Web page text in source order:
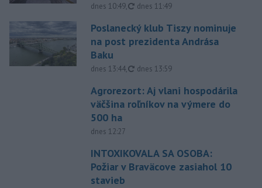
dnes 10:49, aktualizované
dnes 11:49
Poslanecký klub Tiszy nominuje
na post prezidenta Andrása
Baku
dnes 13:44, aktualizované
dnes 13:59
Agrorezort: Aj vlani hospodárila
väčšina roľníkov na výmere do
500 ha
dnes 12:27
INTOXIKOVALA SA OSOBA:
Požiar v Braväcove zasiahol 10
stavieb